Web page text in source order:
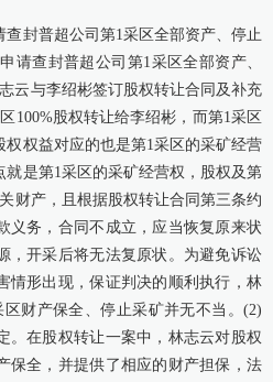
封普超公司第1采区全部资产、停止
请查封普超公司第1采区全部资产、
云与李绍彬签订股权转让合同及补充
100%股权转让给李绍彬，而第1采区
权益对应的也是第1采区的采矿经营
是第1采区的采矿经营权，股权及第
财产，且根据股权转让合同第三条约
义务，合同不成立，应当恢复原来状
，开采后将无法复原状。为避免诉讼
情形出现，保证判决的顺利执行，林
财产保全、停止采矿并无不当。(2)
。在股权转让一案中，林志云对股权
保全，并提供了相应的财产担保，法